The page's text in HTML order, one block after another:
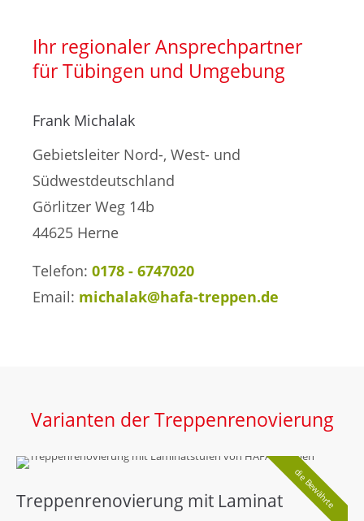
Treppensanierung
Ihr regionaler Ansprechpartner
für Tübingen und Umgebung
Frank Michalak
Gebietsleiter Nord-, West- und
Südwestdeutschland
Görlitzer Weg 14b
44625 Herne
Telefon: 0178 - 6747020
Email: michalak@hafa-treppen.de
Varianten der Treppenrenovierung
die Bewährte
Treppenrenovierung mit Laminat